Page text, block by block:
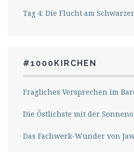
Tag 4: Die Flucht am
#1000KIRCHEN
Fragliches Versprechen im
Die Östlichste mit der
Das Fachwerk-Wunder von